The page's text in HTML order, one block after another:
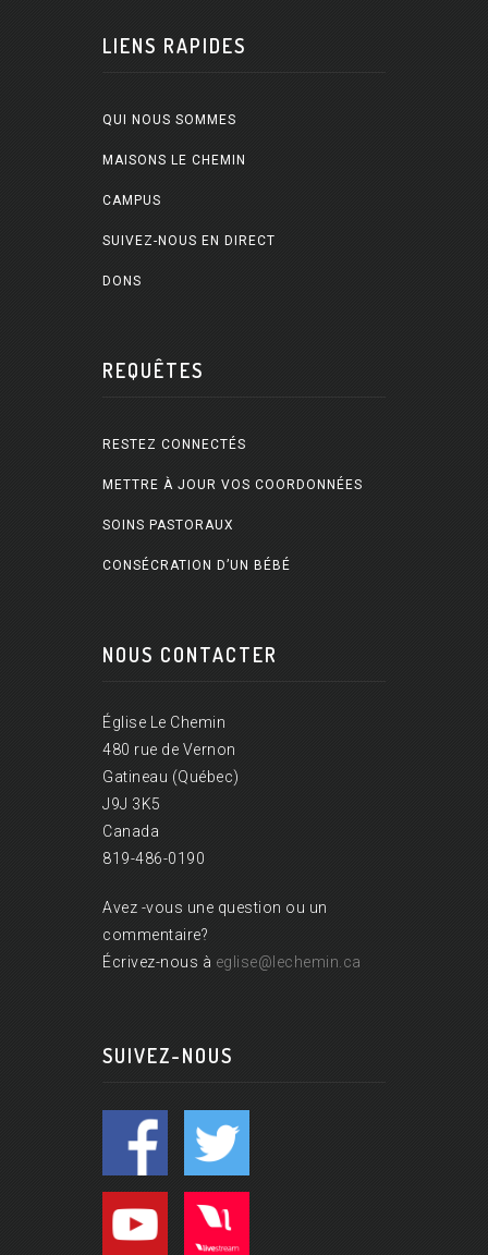
LIENS RAPIDES
QUI NOUS SOMMES
MAISONS LE CHEMIN
CAMPUS
SUIVEZ-NOUS EN DIRECT
DONS
REQUÊTES
RESTEZ CONNECTÉS
METTRE À JOUR VOS COORDONNÉES
SOINS PASTORAUX
CONSÉCRATION D’UN BÉBÉ
NOUS CONTACTER
Église Le Chemin
480 rue de Vernon
Gatineau (Québec)
J9J 3K5
Canada
819-486-0190
Avez -vous une question ou un
commentaire?
Écrivez-nous à eglise@lechemin.ca
SUIVEZ-NOUS